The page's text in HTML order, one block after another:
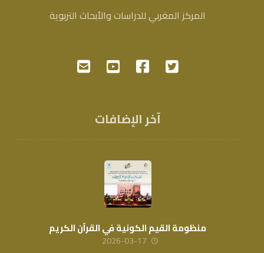
المركز المغربي للدراسات والأبحاث التربوية
آخر الإضافات
منظومة القيم الكونية في القرآن الكريم
2026-03-17